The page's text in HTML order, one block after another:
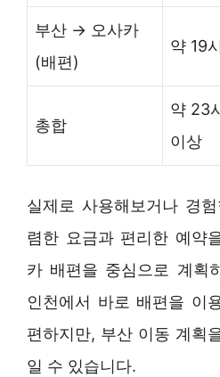
부산 → 오사카
(배편)
약 19
총합
약 23
이상
실제로 사용해보거나 경
렴한 요금과 편리한 예약
카 배편을 중심으로 계획
인천에서 바로 배편을 이
편하지만, 부산 이동 계획
일 수 있습니다.